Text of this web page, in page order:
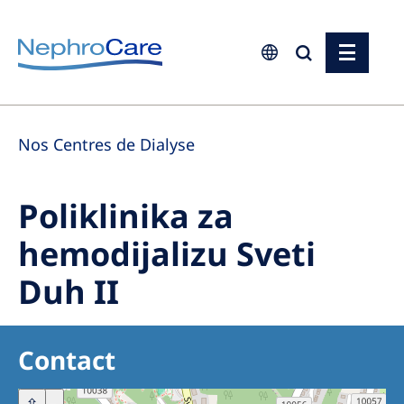
Europe
Czech Republic
Germany
Israel
Italy
Poland
Portugal
Nos Centres de Dialyse
Poliklinika za
hemodijalizu Sveti
Duh II
Contact